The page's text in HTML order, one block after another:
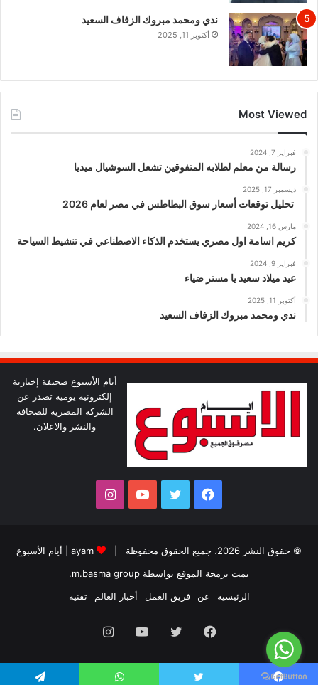
ندي ومحمد مبروك الزفاف السعيد
أكتوبر 11, 2025
Most Viewed
فبراير 7, 2024
رسالة من معلم لطلابه المتفوقين تشعل السوشيال ميديا
ديسمبر 17, 2025
تحليل توقعات أسعار سوق البطاطس في مصر لعام 2026
مارس 16, 2024
كريم اسامة اول مصري يستخدم الذكاء الاصطناعي في تنشيط السياحة
فبراير 9, 2024
عيد ميلاد سعيد يا مستر ضياء
أكتوبر 11, 2025
ندي ومحمد مبروك الزفاف السعيد
أيام الأسبوع صحيفة إخبارية
إلكترونية يومية تصدر عن
الشركة المصرية للصحافة
والنشر والاعلان.
فيسبوك تويتر يوتيوبانستقرام
© حقوق النشر 2026، جميع الحقوق محفوظة | ayam
أيام الأسبوع
تمت برمجة الموقع بواسطة m.basma group
.
الرئيسية
عن فريق العمل أخبار العالم تقنية
فيسبوك تويتر يوتيوبانستقرام